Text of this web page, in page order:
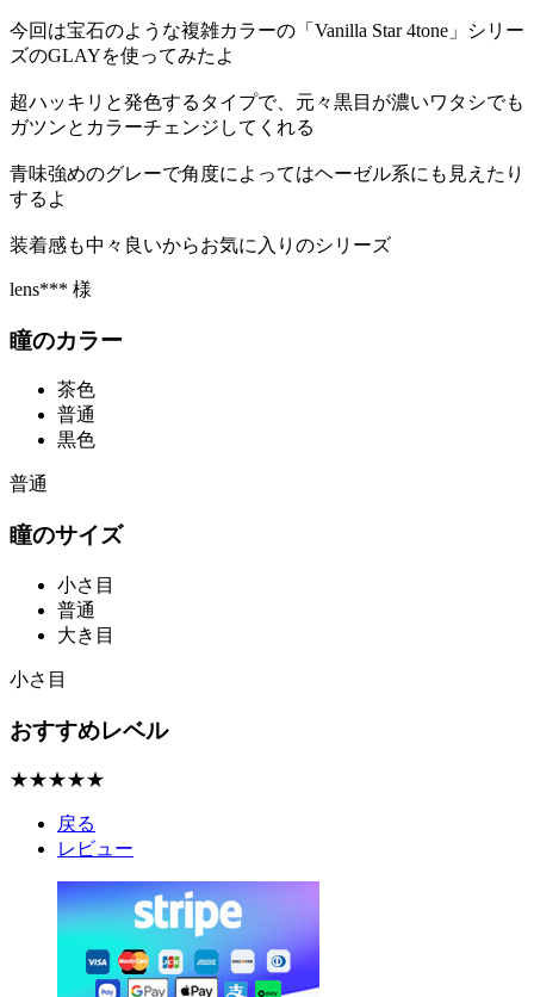
今回は宝石のような複雑カラーの「Vanilla Star 4tone」シリー
ズのGLAYを使ってみたよ
超ハッキリと発色するタイプで、元々黒目が濃いワタシでも
ガツンとカラーチェンジしてくれる
青味強めのグレーで角度によってはヘーゼル系にも見えたり
するよ
装着感も中々良いからお気に入りのシリーズ
lens*** 様
瞳のカラー
茶色
普通
黒色
普通
瞳のサイズ
小さ目
普通
大き目
小さ目
おすすめレベル
★★★★★
戻る
レビュー